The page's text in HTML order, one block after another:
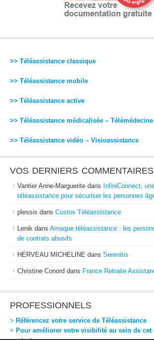
>> Téléassistance classique
>> Téléassistance mobile
>> Téléassistance active
>> Téléassistance médicalisée – Télémédecine
>> Téléassistance vidéo – Visioassistance
VOS DERNIERS COMMENTAIRES
Vantier Anne-Marguerite dans InfiniConnect,
téléassistance pour sécuriser les personnes
plessis dans Custos Téléassistance
Lenik dans Arnaque téléassistance : les
de contrats abusifs
HERVEAU MICHELINE dans Serenitis
Christine Conord dans France Retraite
PROFESSIONNELS
> Référencez votre service de Téléassistance
> Pour améliorer votre visibilité au sein de cet